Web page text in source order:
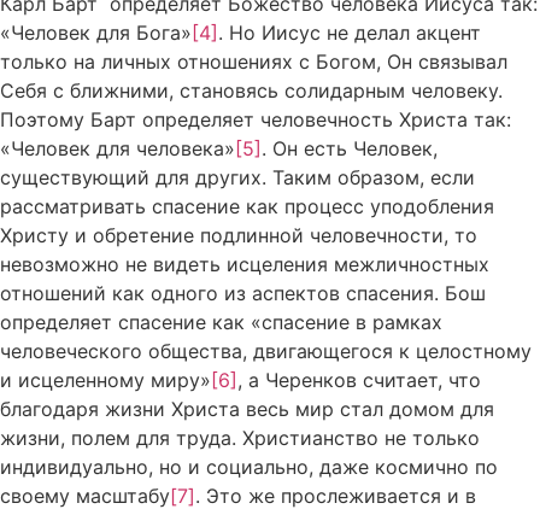
«Человек для Бога»[4]. Но Иисус не делал акцент
только на личных отношениях с Богом, Он связывал
Себя с ближними, становясь солидарным человеку.
Поэтому Барт определяет человечность Христа так:
«Человек для человека»[5]. Он есть Человек,
существующий для других. Таким образом, если
рассматривать спасение как процесс уподобления
Христу и обретение подлинной человечности, то
невозможно не видеть исцеления межличностных
отношений как одного из аспектов спасения. Бош
определяет спасение как «спасение в рамках
человеческого общества, двигающегося к целостному
и исцеленному миру»[6], а Черенков считает, что
благодаря жизни Христа весь мир стал домом для
жизни, полем для труда. Христианство не только
индивидуально, но и социально, даже космично по
своему масштабу[7]. Это же прослеживается и в